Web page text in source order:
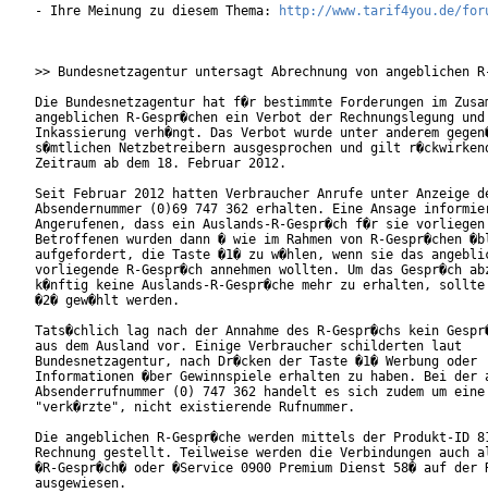
- Ihre Meinung zu diesem Thema:
http://www.tarif4you.de/
>> Bundesnetzagentur untersagt Abrechnung von angeblichen
Die Bundesnetzagentur hat f�r bestimmte Forderungen im
angeblichen R-Gespr�chen ein Verbot der Rechnungslegung und
Inkassierung verh�ngt. Das Verbot wurde unter anderem
s�mtlichen Netzbetreibern ausgesprochen und gilt
Zeitraum ab dem 18. Februar 2012.
Seit Februar 2012 hatten Verbraucher Anrufe unter Anzeige
Absendernummer (0)69 747 362 erhalten. Eine Ansage
Angerufenen, dass ein Auslands-R-Gespr�ch f�r sie
Betroffenen wurden dann � wie im Rahmen von R-Gespr�chen
aufgefordert, die Taste �1� zu w�hlen, wenn sie das
vorliegende R-Gespr�ch annehmen wollten. Um das Gespr�ch
k�nftig keine Auslands-R-Gespr�che mehr zu erhalten,
�2� gew�hlt werden.
Tats�chlich lag nach der Annahme des R-Gespr�chs kein
aus dem Ausland vor. Einige Verbraucher schilderten laut
Bundesnetzagentur, nach Dr�cken der Taste �1� Werbung oder
Informationen �ber Gewinnspiele erhalten zu haben. Bei der
Absenderrufnummer (0) 747 362 handelt es sich zudem um eine
"verk�rzte", nicht existierende Rufnummer.
Die angeblichen R-Gespr�che werden mittels der Produkt-ID
Rechnung gestellt. Teilweise werden die Verbindungen auch
�R-Gespr�ch� oder �Service 0900 Premium Dienst 58� auf der
ausgewiesen.